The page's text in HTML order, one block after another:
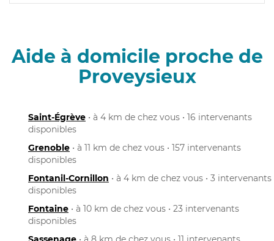
Aide à domicile proche de
Proveysieux
Saint-Égrève • à 4 km de chez vous • 16 intervenants
disponibles
Grenoble • à 11 km de chez vous • 157 intervenants
disponibles
Fontanil-Cornillon • à 4 km de chez vous • 3 intervenants
disponibles
Fontaine • à 10 km de chez vous • 23 intervenants
disponibles